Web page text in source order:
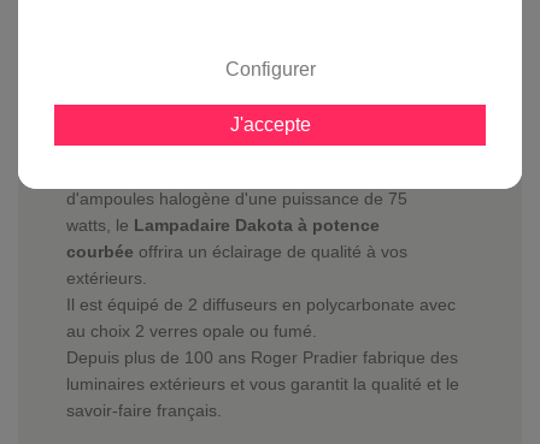
Lampadaire Dakota Ã potence
courbÃ©e Gris anthracite-Roger Pradier
Equipé d'ampoules basse consommation, LED
d'ampoules halogène d'une puissance de 75
watts, le Lampadaire Dakota à potence
courbée offrira un éclairage de qualité à vos
extérieurs.
Il est équipé de 2 diffuseurs en polycarbonate avec
au choix 2 verres opale ou fumé.
Depuis plus de 100 ans Roger Pradier fabrique des
luminaires extérieurs et vous garantit la qualité et le
savoir-faire français.
Configurer
J'accepte